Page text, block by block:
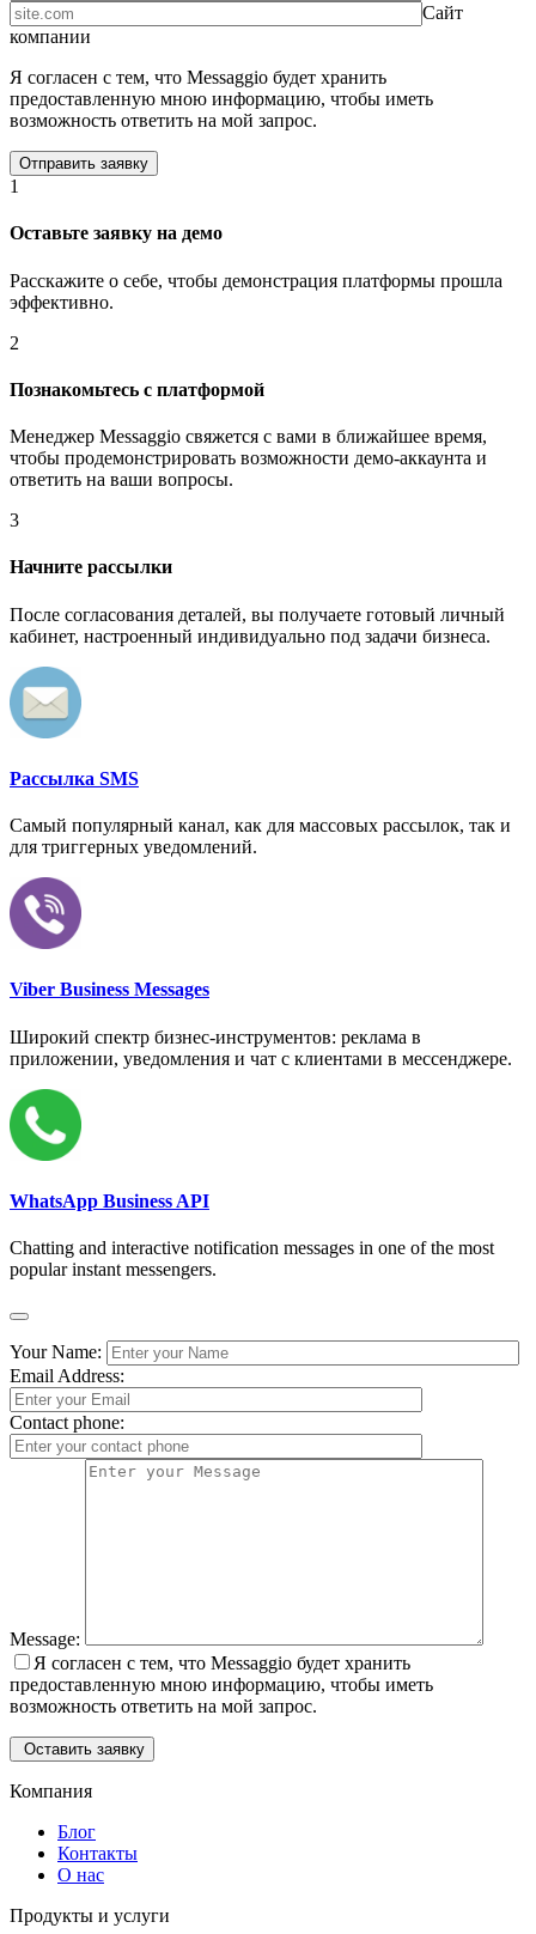
Сайт
компании
Я согласен с тем, что Messaggio будет хранить
предоставленную мною информацию, чтобы иметь
возможность ответить на мой запрос.
1
Оставьте заявку на демо
Расскажите о себе, чтобы демонстрация платформы прошла
эффективно.
2
Познакомьтесь с платформой
Менеджер Messaggio свяжется с вами в ближайшее время,
чтобы продемонстрировать возможности демо-аккаунта и
ответить на ваши вопросы.
3
Начните рассылки
После согласования деталей, вы получаете готовый личный
кабинет, настроенный индивидуально под задачи бизнеса.
Рассылка SMS
Самый популярный канал, как для массовых рассылок, так и
для триггерных уведомлений.
Viber Business Messages
Широкий спектр бизнес-инструментов: реклама в
приложении, уведомления и чат с клиентами в мессенджере.
WhatsApp Business API
Chatting and interactive notification messages in one of the most
popular instant messengers.
Your Name:
Email Address:
Contact phone:
Message:
Я согласен с тем, что Messaggio будет хранить
предоставленную мною информацию, чтобы иметь
возможность ответить на мой запрос.
Оставить заявку
Компания
Блог
Контакты
О нас
Продукты и услуги